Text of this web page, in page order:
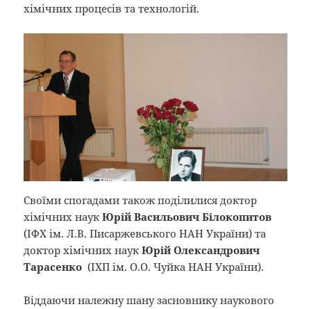
хімічних процесів та технологій.
Своїми спогадами також поділилися доктор
хімічних наукЮрій Васильович Білокопитов
(ІФХ ім. Л.В. Писаржевського НАН України) та
доктор хімічних наукЮрій Олександрович
Тарасенко (ІХП ім. О.О. Чуйка НАН України).
Віддаючи належну шану засновнику наукового